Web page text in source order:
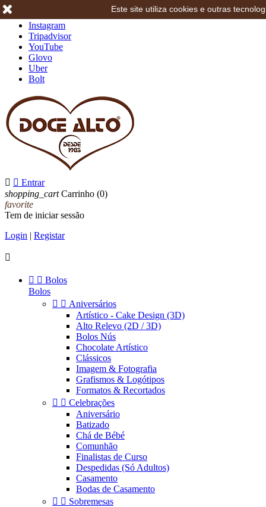
Instagram
Tripadvisor
YouTube
Glovo
Uber
Bolt
  Entrar
shopping_cart Carrinho (0)
favorite
Tem de iniciar sessão
Login | Registar

  Bolos
Bolos
  Aniversários
Artístico - Cake Design (3D)
Alto Relevo (2D / 3D)
Bolos Nús
Chocolate Artístico
Clássicos
Imagem & Fotografia
Grafismos & Logótipos
Formatos & Recortados
  Celebrações
Aniversário
Batizado
Chá de Bébé
Comunhão
Finalistas de Curso
Despedidas (Só Adultos)
Casamento
Bodas de Casamento
  Sobremesas
Este site utiliza cookies e outras